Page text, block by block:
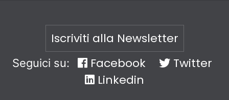
Iscriviti alla Newsletter
Seguici su: Facebook
Twitter
Linkedin